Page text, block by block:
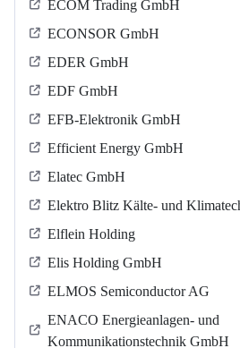
ECOM Trading GmbH
ECONSOR GmbH
EDER GmbH
EDF GmbH
EFB-Elektronik GmbH
Efficient Energy GmbH
Elatec GmbH
Elektro Blitz Kälte- und
Elflein Holding
Elis Holding GmbH
ELMOS Semiconductor AG
ENACO Energieanlagen- und
Kommunikationstechnik GmbH